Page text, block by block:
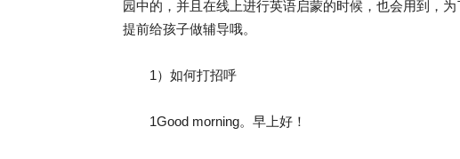
园中的，并且在线上进行英语启蒙的时候，也会用到，
提前给孩子做辅导哦。
1）如何打招呼
1Good morning。早上好！